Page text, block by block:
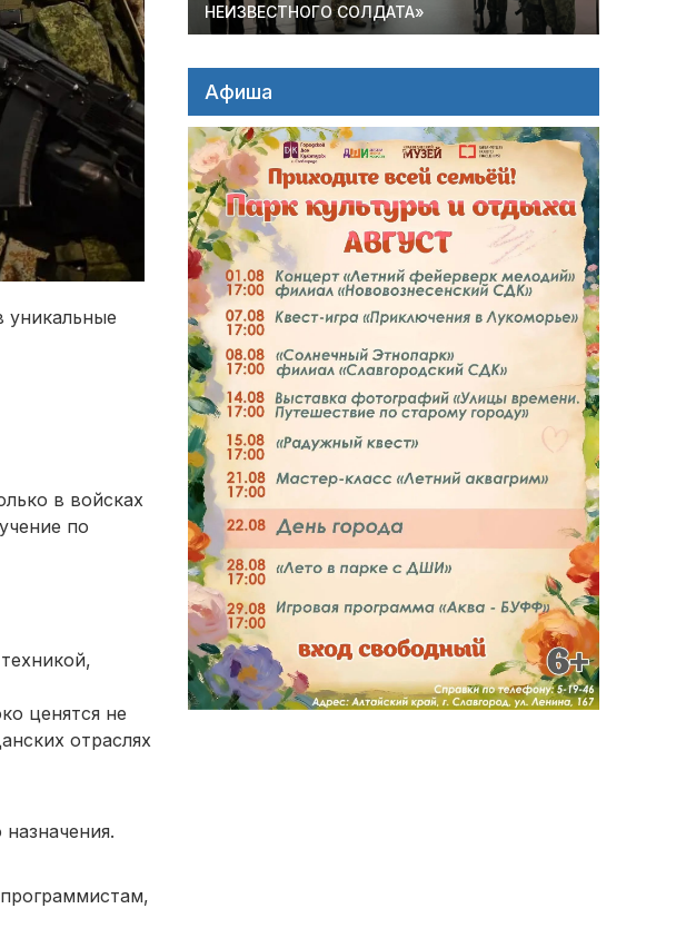
уникальные
в войсках
по
ценятся не
отраслях
НЕИЗВЕСТНОГО СОЛДАТА»
Афиша